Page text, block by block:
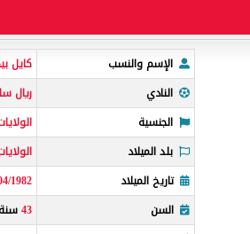
الإسم والنسب كايل
النادي
ريال
الجنسية
بلد الميلاد
تاريخ الميلاد
1982
السن
43سنة